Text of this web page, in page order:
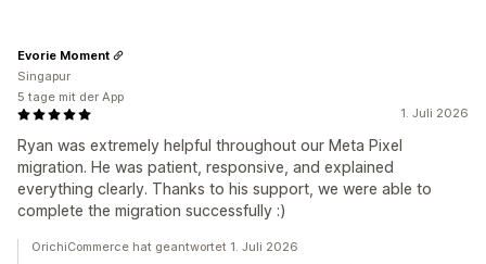
1. Juli 2026
Ryan was extremely helpful throughout our Meta Pixel
migration. He was patient, responsive, and explained
everything clearly. Thanks to his support, we were able to
complete the migration successfully :)
Evorie Moment
Singapur
5 tage mit der App
OrichiCommerce hat geantwortet 1. Juli 2026